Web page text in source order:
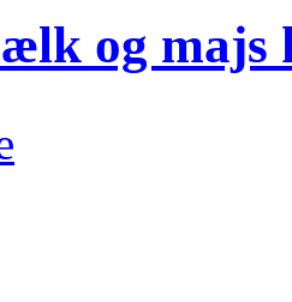
og majs